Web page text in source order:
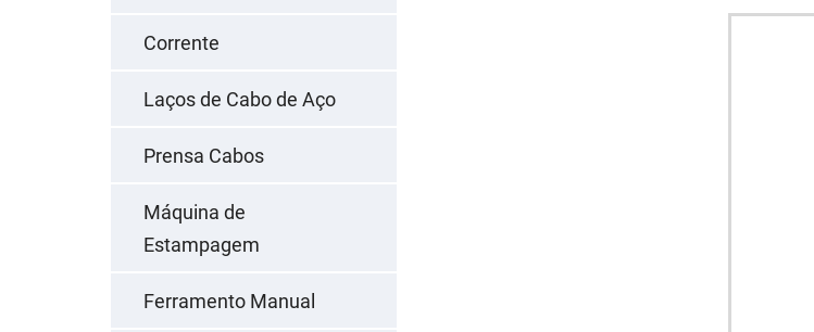
Corrente
Laços de Cabo de Aço
Prensa Cabos
Máquina de
Estampagem
Ferramento Manual